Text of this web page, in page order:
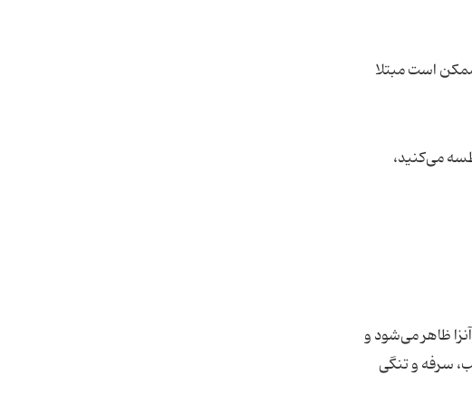
افراد ممکن است مبتلا
می‌کنید،
ظاهر می‌شود و
سرفه و تنگی